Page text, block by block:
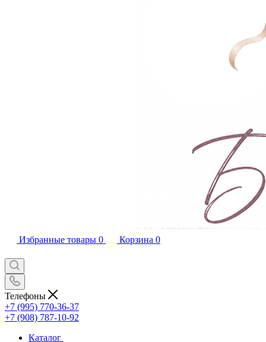
Избранные товары 0 Корзина 0
Телефоны
+7 (995) 770-36-37
+7 (908) 787-10-92
Каталог